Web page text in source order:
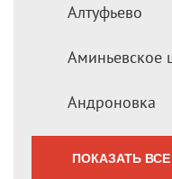
Алтуфьево
Аминьевское
Андроновка
ПОКАЗАТЬ ВСЕ